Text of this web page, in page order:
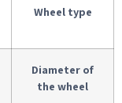
Wheel type
Diameter of
the wheel